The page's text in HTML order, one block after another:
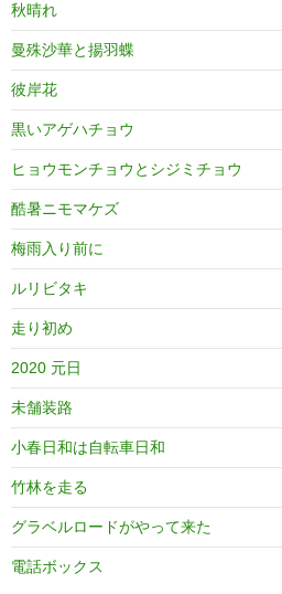
秋晴れ
曼殊沙華と揚羽蝶
彼岸花
黒いアゲハチョウ
ヒョウモンチョウとシジミチョウ
酷暑ニモマケズ
梅雨入り前に
ルリビタキ
走り初め
2020 元日
未舗装路
小春日和は自転車日和
竹林を走る
グラベルロードがやって来た
電話ボックス